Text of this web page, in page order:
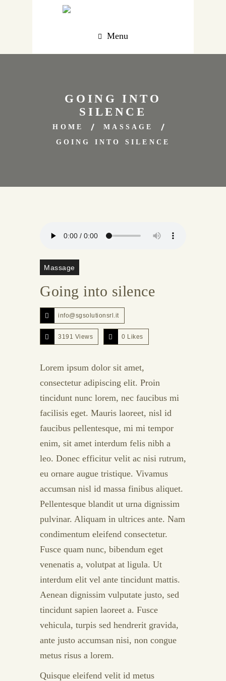
Menu
GOING INTO
SILENCE
HOME
MASSAGE
GOING INTO SILENCE
Massage
Going into silence
info@sgsolutionsrl.it
3191 Views 0 Likes
Lorem ipsum dolor sit amet,
consectetur adipiscing elit. Proin
tincidunt nunc lorem, nec faucibus mi
facilisis eget. Mauris laoreet, nisl id
faucibus pellentesque, mi mi tempor
enim, sit amet interdum felis nibh a
leo. Donec efficitur velit ac nisi rutrum,
eu ornare augue tristique. Vivamus
accumsan nisl id massa finibus aliquet.
Pellentesque blandit ut urna dignissim
pulvinar. Aliquam in ultrices ante. Nam
condimentum eleifend consectetur.
Fusce quam nunc, bibendum eget
venenatis a, volutpat at ligula. Ut
interdum elit vel ante tincidunt mattis.
Aenean dignissim vulputate justo, sed
tincidunt sapien laoreet a. Fusce
vehicula, turpis sed hendrerit gravida,
ante justo accumsan nisi, non congue
metus risus a lorem.
Quisque eleifend velit id metus